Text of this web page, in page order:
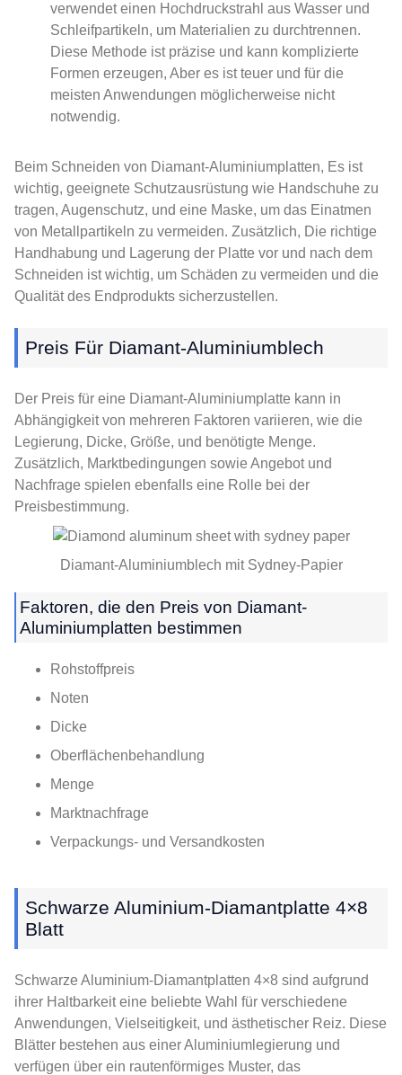
verwendet einen Hochdruckstrahl aus Wasser und
Schleifpartikeln, um Materialien zu durchtrennen.
Diese Methode ist präzise und kann komplizierte
Formen erzeugen, Aber es ist teuer und für die
meisten Anwendungen möglicherweise nicht
notwendig.
Beim Schneiden von Diamant-Aluminiumplatten, Es ist
wichtig, geeignete Schutzausrüstung wie Handschuhe zu
tragen, Augenschutz, und eine Maske, um das Einatmen
von Metallpartikeln zu vermeiden. Zusätzlich, Die richtige
Handhabung und Lagerung der Platte vor und nach dem
Schneiden ist wichtig, um Schäden zu vermeiden und die
Qualität des Endprodukts sicherzustellen.
Preis Für Diamant-Aluminiumblech
Der Preis für eine Diamant-Aluminiumplatte kann in
Abhängigkeit von mehreren Faktoren variieren, wie die
Legierung, Dicke, Größe, und benötigte Menge.
Zusätzlich, Marktbedingungen sowie Angebot und
Nachfrage spielen ebenfalls eine Rolle bei der
Preisbestimmung.
Diamant-Aluminiumblech mit Sydney-Papier
Faktoren, die den Preis von Diamant-
Aluminiumplatten bestimmen
Rohstoffpreis
Noten
Dicke
Oberflächenbehandlung
Menge
Marktnachfrage
Verpackungs- und Versandkosten
Schwarze Aluminium-Diamantplatte 4×8
Blatt
Schwarze Aluminium-Diamantplatten 4×8 sind aufgrund
ihrer Haltbarkeit eine beliebte Wahl für verschiedene
Anwendungen, Vielseitigkeit, und ästhetischer Reiz. Diese
Blätter bestehen aus einer Aluminiumlegierung und
verfügen über ein rautenförmiges Muster, das